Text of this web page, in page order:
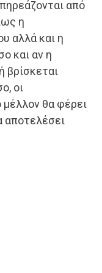
από
η
αλλά και η
και αν η
βρίσκεται
οι
μέλλον θα φέρει
αποτελέσει